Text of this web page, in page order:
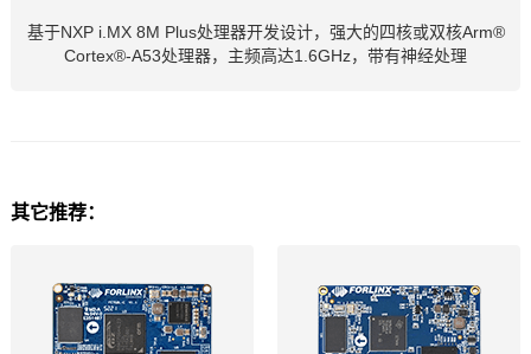
基于NXP i.MX 8M Plus处理器开发设计，强大的四核或双核Arm®
Cortex®-A53处理器，主频高达1.6GHz，带有神经处理
其它推荐：